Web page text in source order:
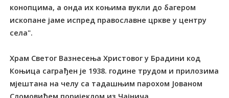
конопцима, а онда их коњима вукли до багером
ископане јаме испред православне цркве у центру
села".
Храм Светог Вазнесења Христовог у Брадини код
Коњица саграђен је 1938. године трудом и прилозима
мјештана на челу са тадашњим парохом Јованом